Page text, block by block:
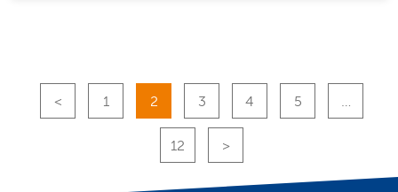
1 2 3 4 5 …
12